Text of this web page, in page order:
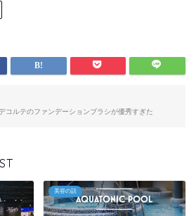
コルテのファンデーションブラシが優秀すぎた
美容の話